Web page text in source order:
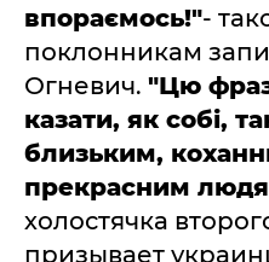
впораємось!"-
поклонникам
Огневич. "Цю
казати, як собі,
близьким,
прекрасним
холостячка
призывает